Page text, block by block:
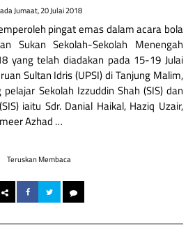
Jumaat, 20 Julai 2018
pingat emas dalam acara bola
Sukan Sekolah-Sekolah Menengah
yang telah diadakan pada 15-19 Julai
Sultan Idris (UPSI) di Tanjung Malim,
Sekolah Izzuddin Shah (SIS) dan
iaitu Sdr. Danial Haikal, Haziq Uzair,
Azhad …
Teruskan Membaca